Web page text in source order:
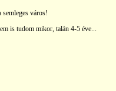
város!
is tudom mikor, talán 4-5 éve...